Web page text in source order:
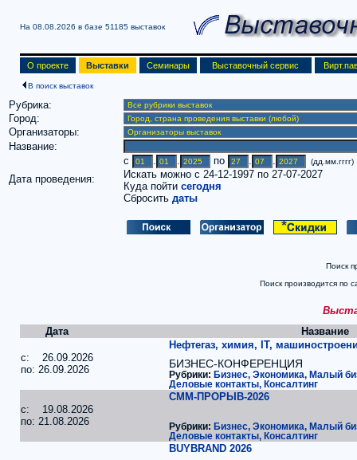
На 08.08.2026 в базе 51185 выставок
О проекте Выставки Семинары Выставочный сервис
В поиск выставок
Рубрика:
Город:
Организаторы:
Название:
Дата проведения:
c . . по . . (дд.мм.гггг)
Искать можно с 24-12-1997 по 27-07-2027
Куда пойти сегодня
Сбросить даты
Поиск
Поиск производится по
Дата
Название
c: 26.09.2026
по: 26.09.2026
Нефтегаз, химия, IT,
БИЗНЕС-КОНФЕРЕНЦИЯ
Рубрики: Бизнес, Экономика, Малый
Деловые контакты, Консалтинг
c: 19.08.2026
по: 21.08.2026
СММ-ПРОРЫВ-2026
Рубрики: Бизнес, Экономика, Малый
Деловые контакты, Консалтинг
BUYBRAND 2026